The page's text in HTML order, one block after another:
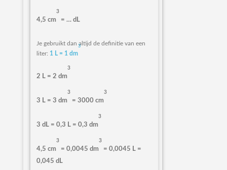
4,5 cm
3
= … dL
Je gebruikt dan altijd de definitie van een
liter: 1 L = 1 dm
3
2 L = 2 dm
3
3 L = 3 dm
3
= 3000 cm
3
3 dL = 0,3 L = 0,3 dm
3
4,5 cm
3
= 0,0045 dm
3
= 0,0045 L =
0,045 dL